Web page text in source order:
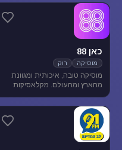
כאן 88
מוסיקה רוק
מוסיקה טובה, איכותית ומגוונת
מהארץ ומהעולם. מקלאסיקות
בארץ ובעולם ועד ג'אז, אלטרנטיב,
מוסיקת עולם ובלוז.